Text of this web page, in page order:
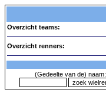
Overzicht teams:
Overzicht renners:
(Gedeelte van de) naam: